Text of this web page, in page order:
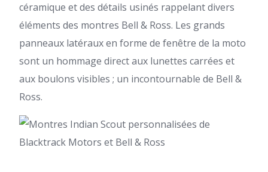
céramique et des détails usinés rappelant divers
éléments des montres Bell & Ross. Les grands
panneaux latéraux en forme de fenêtre de la moto
sont un hommage direct aux lunettes carrées et
aux boulons visibles ; un incontournable de Bell &
Ross.